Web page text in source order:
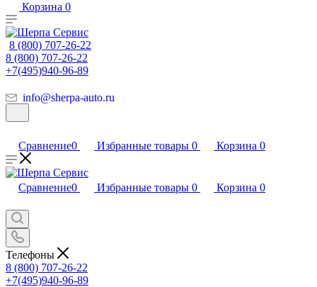
Корзина 0
8 (800) 707-26-22
8 (800) 707-26-22
+7(495)940-96-89
info@sherpa-auto.ru
Сравнение0 Избранные товары 0 Корзина 0
Сравнение0 Избранные товары 0 Корзина 0
Телефоны
8 (800) 707-26-22
+7(495)940-96-89